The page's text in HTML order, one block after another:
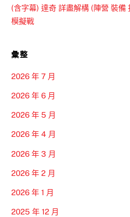
(含字幕) 達奇 詳盡解構 (陣營 裝備
模擬戰
彙整
2026 年 7 月
2026 年 6 月
2026 年 5 月
2026 年 4 月
2026 年 3 月
2026 年 2 月
2026 年 1 月
2025 年 12 月